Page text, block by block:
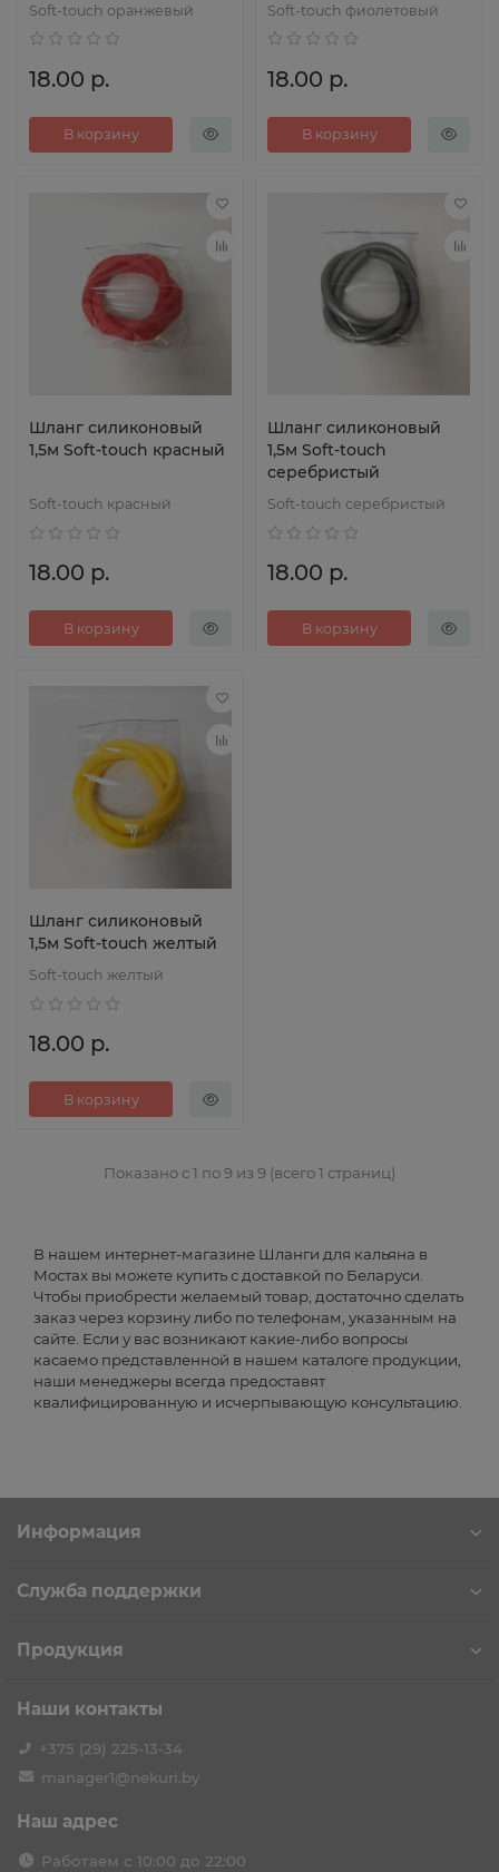
Soft-touch оранжевый
18.00 р.
В корзину
Soft-touch фиолетовый
18.00 р.
В корзину
Шланг силиконовый
1,5м Soft-touch красный
Soft-touch красный
18.00 р.
В корзину
Шланг силиконовый
1,5м Soft-touch
серебристый
Soft-touch серебристый
18.00 р.
В корзину
Шланг силиконовый
1,5м Soft-touch желтый
Soft-touch желтый
18.00 р.
В корзину
Показано с 1 по 9 из 9 (всего 1 страниц)
В нашем интернет-магазине Шланги для кальяна в
Мостах вы можете купить с доставкой по Беларуси.
Чтобы приобрести желаемый товар, достаточно сделать
заказ через корзину либо по телефонам, указанным на
сайте. Если у вас возникают какие-либо вопросы
касаемо представленной в нашем каталоге продукции,
наши менеджеры всегда предоставят
квалифицированную и исчерпывающую консультацию.
Информация
Служба поддержки
Продукция
Наши контакты
+375 (29) 225-13-34
manager1@nekuri.by
Наш адрес
Работаем с 10:00 до 22:00